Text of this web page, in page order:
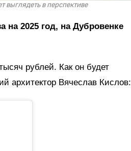
выглядеть в перспективе
на 2025 год, на Дубровенке
рублей. Как он будет
архитектор Вячеслав Кислов: